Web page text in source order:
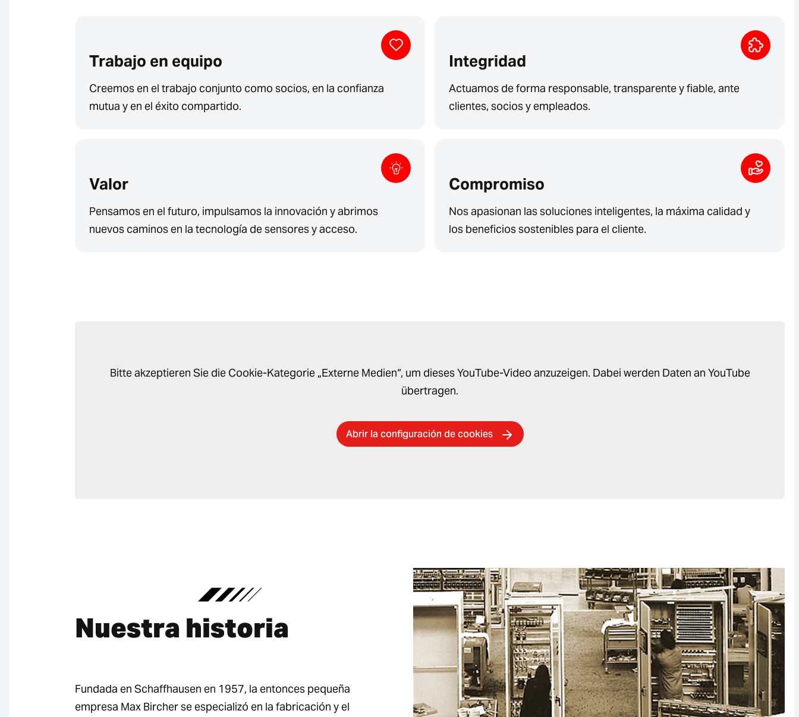
Trabajo en equipo
Creemos en el trabajo conjunto como socios, en la confianza
mutua y en el éxito compartido.
Integridad
Actuamos de forma responsable, transparente y fiable, ante
clientes, socios y empleados.
Valor
Pensamos en el futuro, impulsamos la innovación y abrimos
nuevos caminos en la tecnología de sensores y acceso.
Compromiso
Nos apasionan las soluciones inteligentes, la máxima calidad y
los beneficios sostenibles para el cliente.
Bitte akzeptieren Sie die Cookie-Kategorie „Externe Medien“, um dieses YouTube-Video anzuzeigen. Dabei werden Daten an YouTube
übertragen.
Abrir la configuración de cookies
Nuestra historia
Fundada en Schaffhausen en 1957, la entonces pequeña
empresa Max Bircher se especializó en la fabricación y el